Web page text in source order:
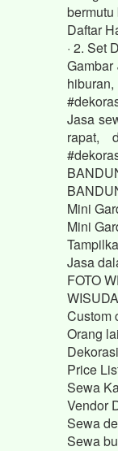
bermutu
Daftar
· 2. Set
Jasa
rapat,
Mini
Mini
Jasa
FOTO
Custom
Orang
Price
Sewa
Vendor
Sewa
Sewa